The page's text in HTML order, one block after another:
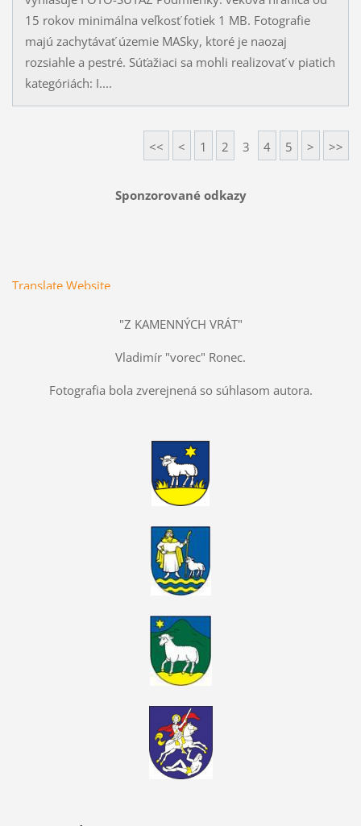
15 rokov minimálna veľkosť fotiek 1 MB. Fotografie
majú zachytávať územie MASky, ktoré je naozaj
rozsiahle a pestré. Súťažiaci sa mohli realizovať v piatich
kategóriách: I....
<< < 1 2 3 4 5 > >>
Sponzorované odkazy
Translate Website
"Z KAMENNÝCH VRÁT"
Vladimír "vorec" Ronec.
Fotografia bola zverejnená so súhlasom autora.